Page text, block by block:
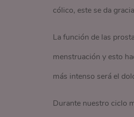
cólico, este se da
La función de las
menstruación y esto
más intenso será el
Durante nuestro ciclo